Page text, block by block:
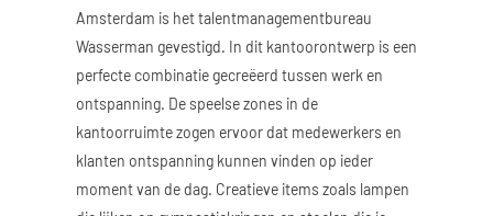
Amsterdam is het talentmanagementbureau
Wasserman gevestigd. In dit kantoorontwerp is een
perfecte combinatie gecreëerd tussen werk en
ontspanning. De speelse zones in de
kantoorruimte zogen ervoor dat medewerkers en
klanten ontspanning kunnen vinden op ieder
moment van de dag. Creatieve items zoals lampen